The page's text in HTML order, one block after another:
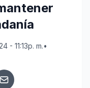
- 11:13p. m.•